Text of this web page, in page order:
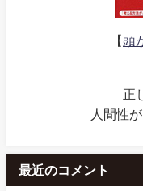
【頭
正
人間性
最近のコメント